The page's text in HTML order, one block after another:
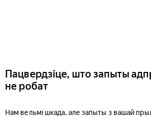
Пацвердзіце, што запыты
не робат
Нам вельмі шкада, але запыты з вашай